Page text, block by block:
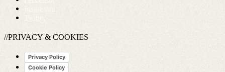
//PRIVACY & COOKIES
Privacy Policy
Cookie Policy